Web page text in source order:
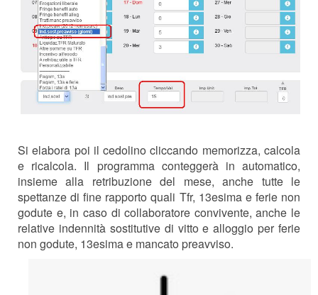
Si elabora poi il cedolino cliccando memorizza, calcola
e ricalcola. Il programma conteggerà in automatico,
insieme alla retribuzione del mese, anche tutte le
spettanze di fine rapporto quali Tfr, 13esima e ferie non
godute e, in caso di collaboratore convivente, anche le
relative indennità sostitutive di vitto e alloggio per ferie
non godute, 13esima e mancato preavviso.